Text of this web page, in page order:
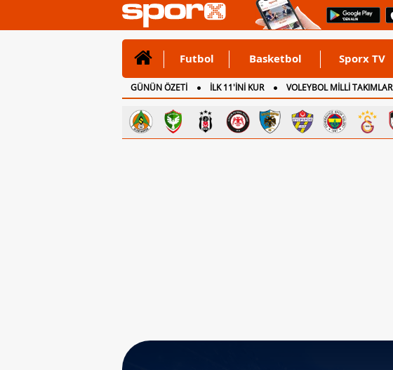
Futbol Basketbol Sporx TV
GÜNÜN ÖZETİ İLK 11'İNİ KUR VOLEYBOL MİLLİ TAKIMLAR
CANLI ANLATIM
İNGİLTERE